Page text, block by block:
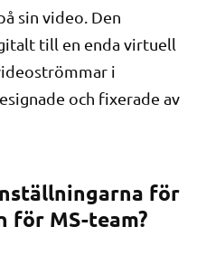
sin video. Den
till en enda virtuell
i
och fixerade av
för
för MS-team?